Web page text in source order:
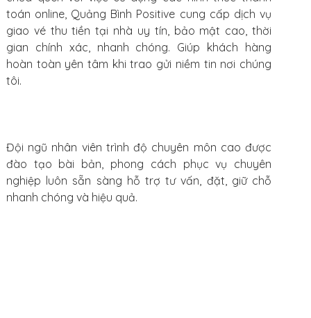
toán online, Quảng Bình Positive cung cấp dịch vụ
giao vé thu tiền tại nhà uy tín, bảo mật cao, thời
gian chính xác, nhanh chóng. Giúp khách hàng
hoàn toàn yên tâm khi trao gửi niềm tin nơi chúng
tôi.
Đội ngũ nhân viên trình độ chuyên môn cao được
đào tạo bài bản, phong cách phục vụ chuyên
nghiệp luôn sẵn sàng hỗ trợ tư vấn, đặt, giữ chỗ
nhanh chóng và hiệu quả.